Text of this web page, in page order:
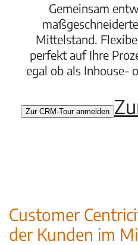
Gemeinsam
Mittelstand.
perfekt auf Ihre
egal ob als Inhouse-
Zur CRM-Tour anmelden
Customer
der Kunden im